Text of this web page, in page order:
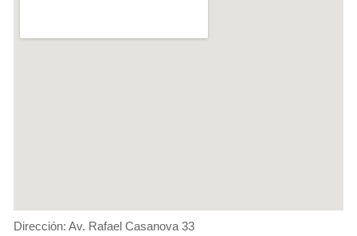
Dirección: Av. Rafael Casanova 33